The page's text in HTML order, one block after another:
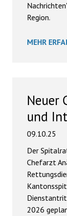
Region.
MEHR
Neuer
und
09.10.25
Der
Chefarzt
2026